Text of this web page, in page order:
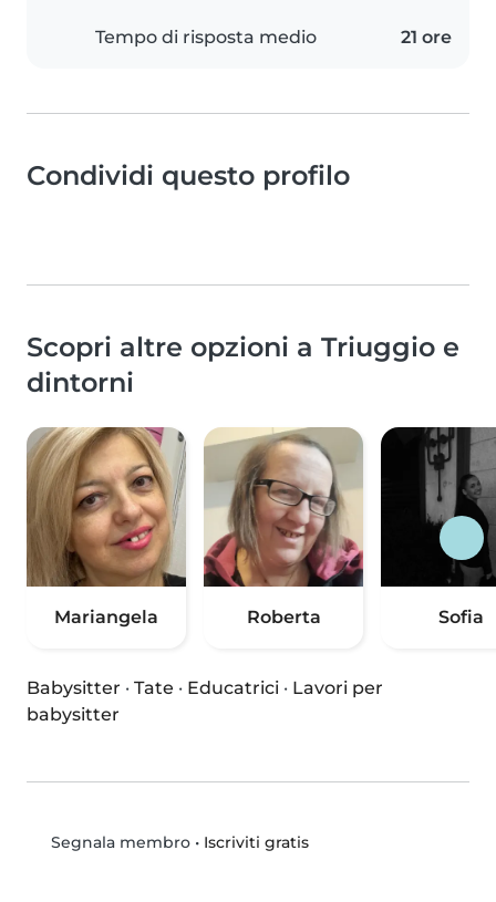
Tempo di risposta medio 21 ore
Condividi questo profilo
Scopri altre opzioni a Triuggio e
dintorni
Mariangela Roberta Sofia
Babysitter · Tate · Educatrici · Lavori per
babysitter
Segnala membro• Iscriviti gratis